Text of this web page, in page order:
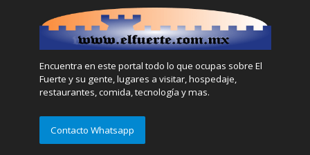
Encuentra en este portal todo lo que ocupas sobre El
Fuerte y su gente, lugares a visitar, hospedaje,
restaurantes, comida, tecnología y mas.
Contacto Whatsapp